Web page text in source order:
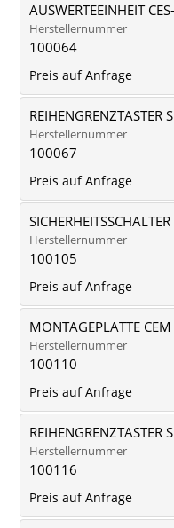
AUSWERTEEINHEIT
Herstellernummer
100064
Preis auf Anfrage
Herstellernummer
100067
Preis auf Anfrage
Herstellernummer
100105
Preis auf Anfrage
MONTAGEPLATTE
Herstellernummer
100110
Preis auf Anfrage
Herstellernummer
100116
Preis auf Anfrage